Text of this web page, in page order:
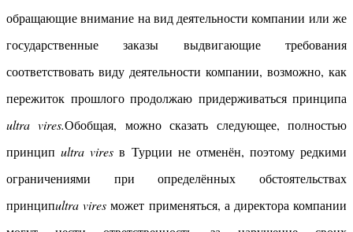
обращающие внимание на вид деятельности компании или же
государственные заказы выдвигающие требования
соответствовать виду деятельности компании, возможно, как
пережиток прошлого продолжаю придерживаться принципа
ultra vires.Обобщая, можно сказать следующее, полностью
принципultra vires в Турции не отменён, поэтому редкими
ограничениями при определённых обстоятельствах
принципultra vires может применяться, а директора компании